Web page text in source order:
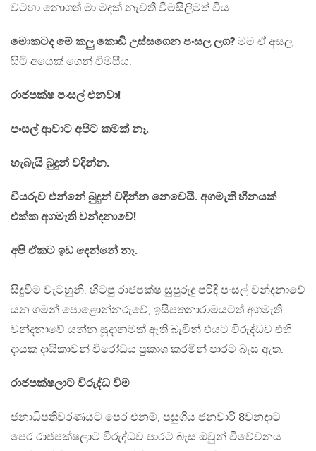
වටහා නොගත් මා මදක් නැවතී විමසිලිමත් විය.
මොකටද මේ කලු කොඩි උස්සගෙන පංසල ලග? මම ඒ අසල
සිටි අයෙක් ගෙන් විමසීය.
රාජපක්ෂ පංසල් එනවා!
පංසල් ආවාට අපිට කමක් නෑ.
හැබැයි බුදුන් වදින්න.
වියරුව එන්නේ බුදුන් වදින්න නෙවෙයි. අගමැති හීනයක්
එක්ක අගමැති වන්දනාවේ!
අපි ඒකට ඉඩ දෙන්නේ නෑ.
සිදුවීම වැටහුනි. හිටපු රාජපක්ෂ සුපුරුදු පරිදි පංසල් වන්දනාවේ
යන ගමන් පොළොන්නරුවේ, ඉසිපතනාරාමයටත් අගමැති
වන්දනාවේ යන්න සූදානමක් ඇති බැවින් එයට විරුද්ධව එහි
දායක දායිකාවන් විරෝධය ප්‍රකාශ කරමින් පාරට බැස ඇත.
රාජපක්ෂලාට විරුද්ධ වීම
ජනාධිපතිවරණයට පෙර එනම්, පසුගිය ජනවාරි 8වනදාට
පෙර රාජපක්ෂලාට විරුද්ධව පාරට බැස ඔවුන් විවේචනය